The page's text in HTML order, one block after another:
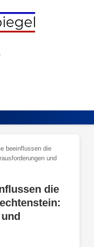
beeinflussen die
und
die